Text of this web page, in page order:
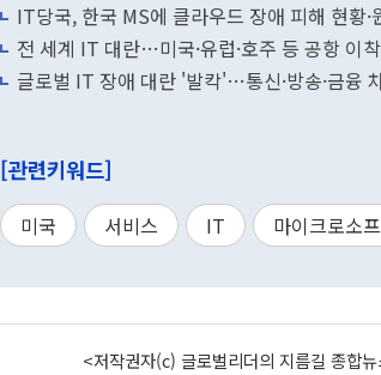
IT당국, 한국 MS에 클라우드 장애 피해 현황·
전 세계 IT 대란…미국·유럽·호주 등 공항 이
글로벌 IT 장애 대란 '발칵'…통신·방송·금융
[관련키워드]
미국 서비스 IT 마이크로소
<저작권자(c) 글로벌리더의 지름길 종합